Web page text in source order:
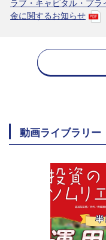
ラブ・キャピタル・プ
金に関するお知らせ
動画ライブラリー